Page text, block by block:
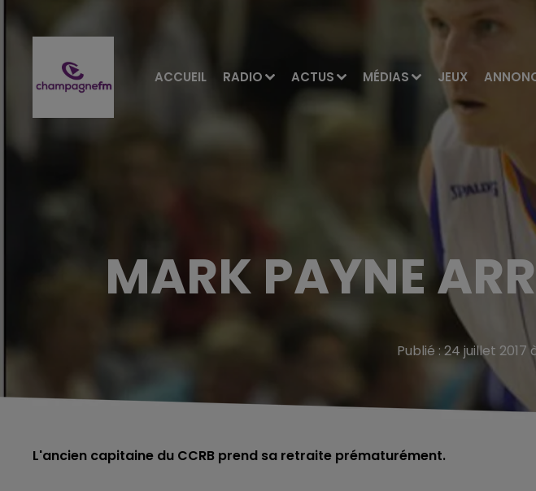
ACCUEIL RADIO ACTUS MÉDIAS JEUX
MARK PAYNE
Publié : 24 juillet 2017
L'ancien capitaine du CCRB prend sa retraite prématurément.